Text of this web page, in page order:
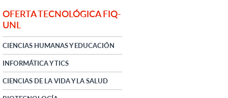
OFERTA TECNOLÓGICA FIQ-
UNL
CIENCIAS HUMANAS Y EDUCACIÓN
INFORMÁTICA Y TICS
CIENCIAS DE LA VIDA Y LA SALUD